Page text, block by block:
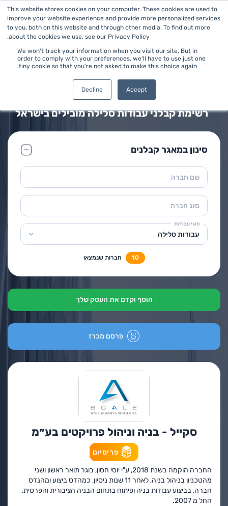
This website stores cookies on your computer. These cookies are used to
improve your website experience and provide more personalized services
to you, both on this website and through other media. To find out more
about the cookies we use, see our Privacy Policy.
We won't track your information when you visit our site. But in
order to comply with your preferences, we'll have to use just one
tiny cookie so that you're not asked to make this choice again.
Accept
Decline
עבודות סלילה
מאגר קבלני עבודות סלילה
רשימת קבלני עבודות סלילה מובילים בישראל
סינון במאגר קבלנים
שם חברה
סוג חברה
סוגי עבודות
עבודות סלילה
10 חברות שנמצאו
הוסף וקדם את העסק שלך
פרסם מכרז
סקייל - בניה וניהול פרויקטים בע״מ
פרימיום
החברה הוקמה בשנת 2018, ע"י יוסי חסון, בוגר תואר ראשון ושני
מהטכניון בניהול בניה, לאחר 11 שנות ניסיון, כמהדס ביצוע ומהנדס
חברה, בביצוע עבודות בניה ופיתוח בתחום הבניה הציבורית והפרטית,
החל מ 2007.